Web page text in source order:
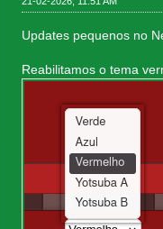
Updates pequenos no
Reabilitamos o tema